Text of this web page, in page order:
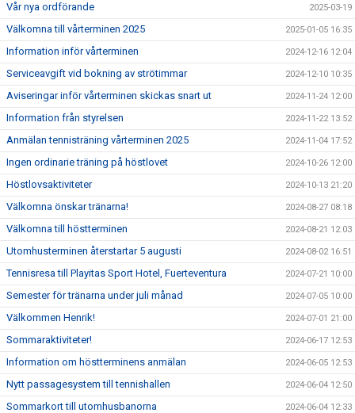
Vår nya ordförande 2025-03-19
Välkomna till vårterminen 2025 2025-01-05 16:35
Information inför vårterminen 2024-12-16 12:04
Serviceavgift vid bokning av strötimmar 2024-12-10 10:35
Aviseringar inför vårterminen skickas snart ut 2024-11-24 12:00
Information från styrelsen 2024-11-22 13:52
Anmälan tennisträning vårterminen 2025 2024-11-04 17:52
Ingen ordinarie träning på höstlovet 2024-10-26 12:00
Höstlovsaktiviteter 2024-10-13 21:20
Välkomna önskar tränarna! 2024-08-27 08:18
Välkomna till höstterminen 2024-08-21 12:03
Utomhusterminen återstartar 5 augusti 2024-08-02 16:51
Tennisresa till Playitas Sport Hotel, Fuerteventura 2024-07-21 10:00
Semester för tränarna under juli månad 2024-07-05 10:00
Välkommen Henrik! 2024-07-01 21:00
Sommaraktiviteter! 2024-06-17 12:53
Information om höstterminens anmälan 2024-06-05 12:53
Nytt passagesystem till tennishallen 2024-06-04 12:50
Sommarkort till utomhusbanorna 2024-06-04 12:33